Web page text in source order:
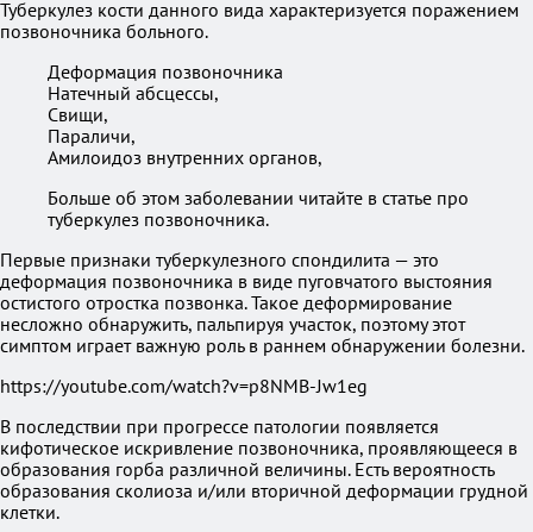
Туберкулез кости данного вида характеризуется поражением
позвоночника больного.
Деформация позвоночника
Натечный абсцессы,
Свищи,
Параличи,
Амилоидоз внутренних органов,
Больше об этом заболевании читайте в статье про
туберкулез позвоночника.
Первые признаки туберкулезного спондилита — это
деформация позвоночника в виде пуговчатого выстояния
остистого отростка позвонка. Такое деформирование
несложно обнаружить, пальпируя участок, поэтому этот
симптом играет важную роль в раннем обнаружении болезни.
https://youtube.com/watch?v=p8NMB-Jw1eg
В последствии при прогрессе патологии появляется
кифотическое искривление позвоночника, проявляющееся в
образования горба различной величины. Есть вероятность
образования сколиоза и/или вторичной деформации грудной
клетки.